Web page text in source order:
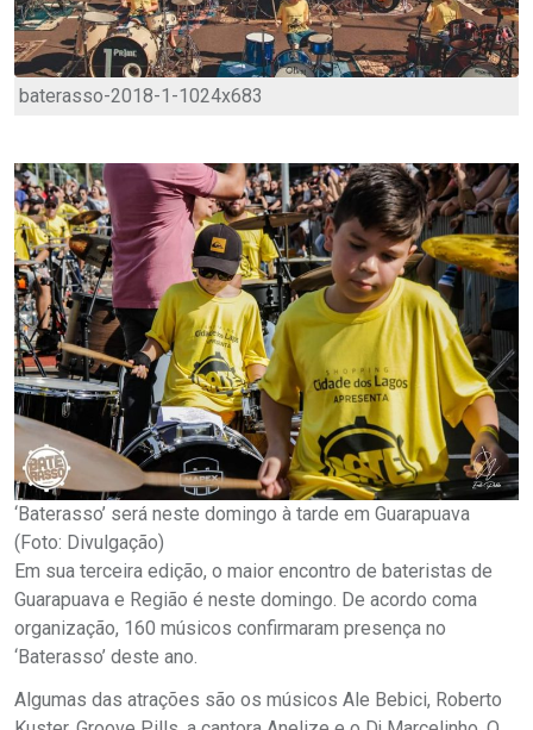
baterasso-2018-1-1024x683
‘Baterasso’ será neste domingo à tarde em Guarapuava
(Foto: Divulgação)
Em sua terceira edição, o maior encontro de bateristas de
Guarapuava e Região é neste domingo. De acordo coma
organização, 160 músicos confirmaram presença no
‘Baterasso’ deste ano.
Algumas das atrações são os músicos Ale Bebici, Roberto